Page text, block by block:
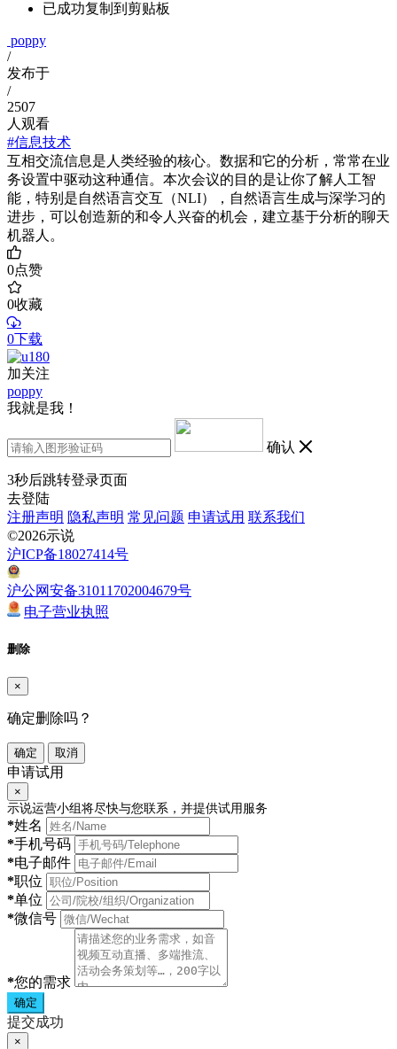
已成功复制到剪贴板
poppy
/
发布于
/
2507
人观看
#信息技术
互相交流信息是人类经验的核心。数据和它的分析，常常在业
务设置中驱动这种通信。本次会议的目的是让你了解人工智
能，特别是自然语言交互（NLI），自然语言生成与深学习的
进步，可以创造新的和令人兴奋的机会，建立基于分析的聊天
机器人。
0点赞
0收藏
0下载
加关注
poppy
我就是我！
确认
3秒后跳转登录页面
去登陆
注册声明 隐私声明 常见问题 申请试用 联系我们
©2026示说
沪ICP备18027414号
沪公网安备31011702004679号
电子营业执照
删除
×
确定删除吗？
确定 取消
申请试用
×
示说运营小组将尽快与您联系，并提供试用服务
*姓名
*手机号码
*电子邮件
*职位
*单位
*微信号
*您的需求
确定
提交成功
×